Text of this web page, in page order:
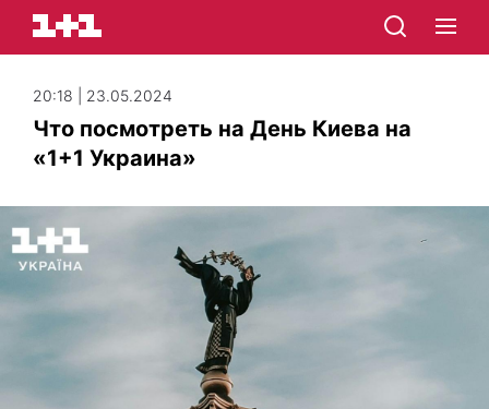
20:18 | 23.05.2024
Что посмотреть на День Киева на
«1+1 Украина»